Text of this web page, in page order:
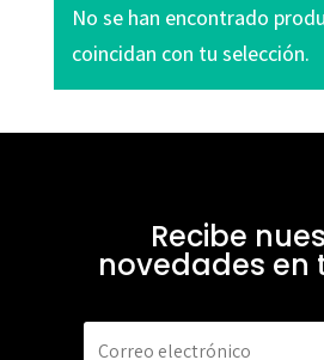
No se han encontrado
coincidan con tu selección.
Recibe
novedades en